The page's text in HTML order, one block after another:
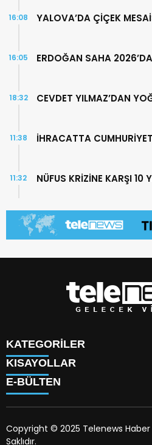
YALOVA’DA ÇİÇEK
16:08
ERDOĞAN SAHA
16:05
CEVDET YILMAZ’DAN
18:32
İHRACATTA
11:38
NÜFUS KRİZİNE KARŞI 10
11:32
KATEGORİLER
TÜRK DÜNYASI
SAVUNMA SANAYİİ
KÜLTÜR
SANAT
KISAYOLLAR
KÜNYE
HAKKIMIZDA
HAVA DURUMU
E-BÜLTEN
Copyright © 2025 Telenews Haber
Saklıdır.